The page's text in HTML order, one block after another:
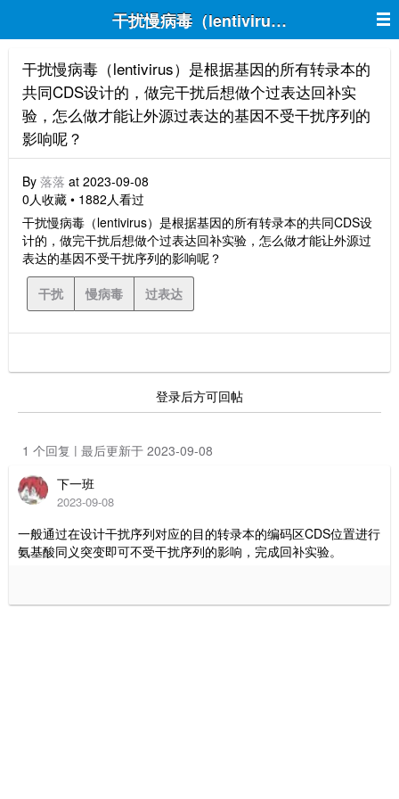
干扰慢病毒（lentivirus）是根据基因的
干扰慢病毒（lentivirus）是根据基因的所有转录本的
共同CDS设计的，做完干扰后想做个过表达回补实
验，怎么做才能让外源过表达的基因不受干扰序列的
影响呢？
By 落落 at 2023-09-08
0人收藏 • 1882人看过
干扰慢病毒（lentivirus）是根据基因的所有转录本的共同CDS设
计的，做完干扰后想做个过表达回补实验，怎么做才能让外源过
表达的基因不受干扰序列的影响呢？
干扰
慢病毒 过表达
登录后方可回帖
1 个回复 | 最后更新于 2023-09-08
下一班
2023-09-08
一般通过在设计干扰序列对应的目的转录本的编码区CDS位置进行
氨基酸同义突变即可不受干扰序列的影响，完成回补实验。